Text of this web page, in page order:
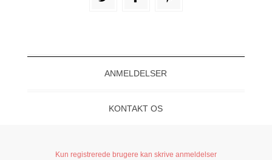
ANMELDELSER
KONTAKT OS
Kun registrerede brugere kan skrive anmeldelser